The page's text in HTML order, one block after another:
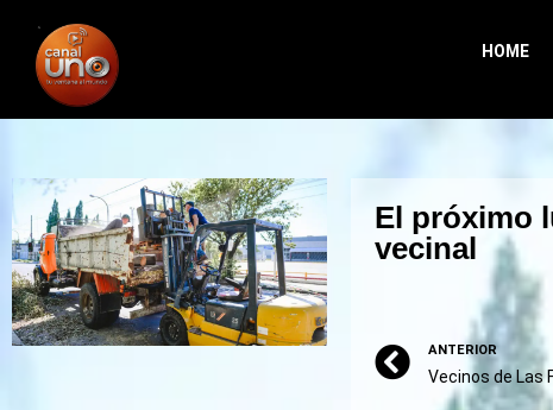
HOME
El próximo
vecinal
ANTERIOR